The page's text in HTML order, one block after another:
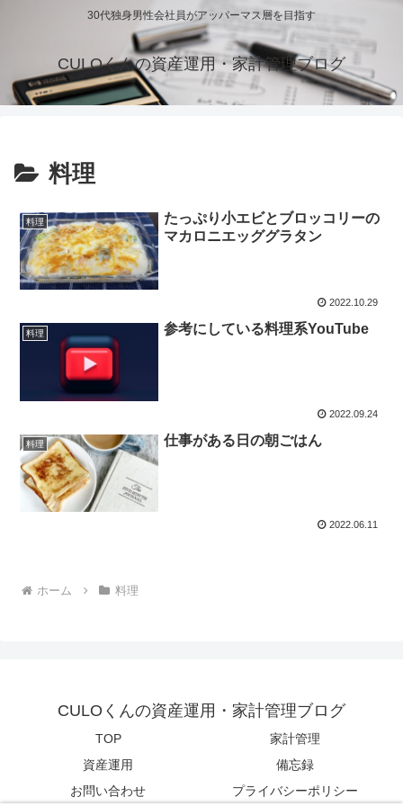
30代独身男性会社員がアッパーマス層を目指す
CULOくんの資産運用・家計管理ブログ
料理
料理
たっぷり小エビとブロッコリーの
マカロニエッググラタン
2022.10.29
料理 参考にしている料理系YouTube
2022.09.24
料理 仕事がある日の朝ごはん
2022.06.11
ホーム 料理
CULOくんの資産運用・家計管理ブログ
TOP
家計管理
資産運用
備忘録
お問い合わせ
プライバシーポリシー